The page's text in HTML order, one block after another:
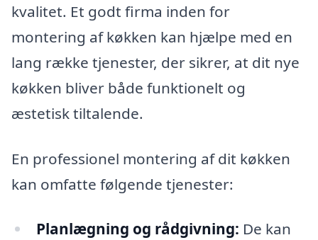
kvalitet. Et godt firma inden for
montering af køkken kan hjælpe med en
lang række tjenester, der sikrer, at dit nye
køkken bliver både funktionelt og
æstetisk tiltalende.
En professionel montering af dit køkken
kan omfatte følgende tjenester:
Planlægning og rådgivning: De kan